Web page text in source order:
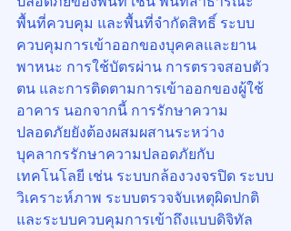
พื้นที่ควบคุม และพื้นที่จำกัดสิทธิ์ ระบบ
ควบคุมการเข้าออกของบุคคลและยาน
พาหนะ การใช้บัตรผ่าน การตรวจสอบตัว
ตน และการติดตามการเข้าออกของผู้ใช้
อาคาร นอกจากนี้ การรักษาความ
ปลอดภัยยังต้องผสมผสานระหว่าง
บุคลากรรักษาความปลอดภัยกับ
เทคโนโลยี เช่น ระบบกล้องวงจรปิด ระบบ
วิเคราะห์ภาพ ระบบตรวจจับเหตุผิดปกติ
และระบบควบคุมการเข้าถึงแบบดิจิทัล